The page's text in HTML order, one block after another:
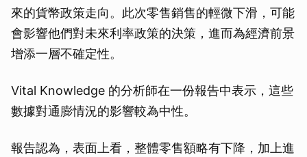
來的貨幣政策走向。此次零售銷售的輕微下滑，可能
會影響他們對未來利率政策的決策，進而為經濟前景
增添一層不確定性。
Vital Knowledge 的分析師在一份報告中表示，這些
數據對通膨情況的影響較為中性。
報告認為，表面上看，整體零售額略有下降，加上進